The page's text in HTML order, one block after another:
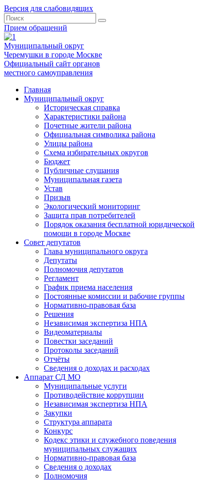
Версия для слабовидящих
Прием обращений
Муниципальный округ
Черемушки в городе Москве
Официальный сайт органов
местного самоуправления
Главная
Муниципальный округ
Историческая справка
Характеристики района
Почетные жители района
Официальная символика района
Улицы района
Схема избирательных округов
Бюджет
Публичные слушания
Муниципальная газета
Устав
Призыв
Экологический мониторинг
Защита прав потребителей
Порядок оказания бесплатной юридической
помощи в городе Москве
Совет депутатов
Глава муниципального округа
Депутаты
Полномочия депутатов
Регламент
График приема населения
Постоянные комиссии и рабочие группы
Нормативно-правовая база
Решения
Независимая экспертиза НПА
Видеоматериалы
Повестки заседаний
Протоколы заседаний
Отчёты
Сведения о доходах и расходах
Аппарат СД МО
Муниципальные услуги
Противодействие коррупции
Независимая экспертиза НПА
Закупки
Структура аппарата
Конкурс
Кодекс этики и служебного поведения
муниципальных служащих
Нормативно-правовая база
Сведения о доходах
Полномочия